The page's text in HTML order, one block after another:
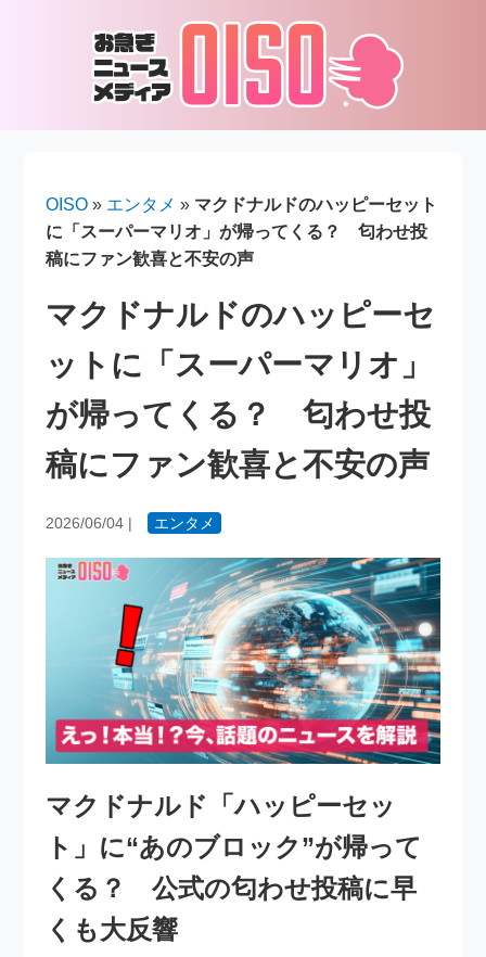
OISO » エンタメ » マクドナルドのハッピーセット
に「スーパーマリオ」が帰ってくる？ 匂わせ投
稿にファン歓喜と不安の声
マクドナルドのハッピーセ
ットに「スーパーマリオ」
が帰ってくる？ 匂わせ投
稿にファン歓喜と不安の声
2026/06/04 | エンタメ
マクドナルド「ハッピーセッ
ト」に“あのブロック”が帰って
くる？ 公式の匂わせ投稿に早
くも大反響